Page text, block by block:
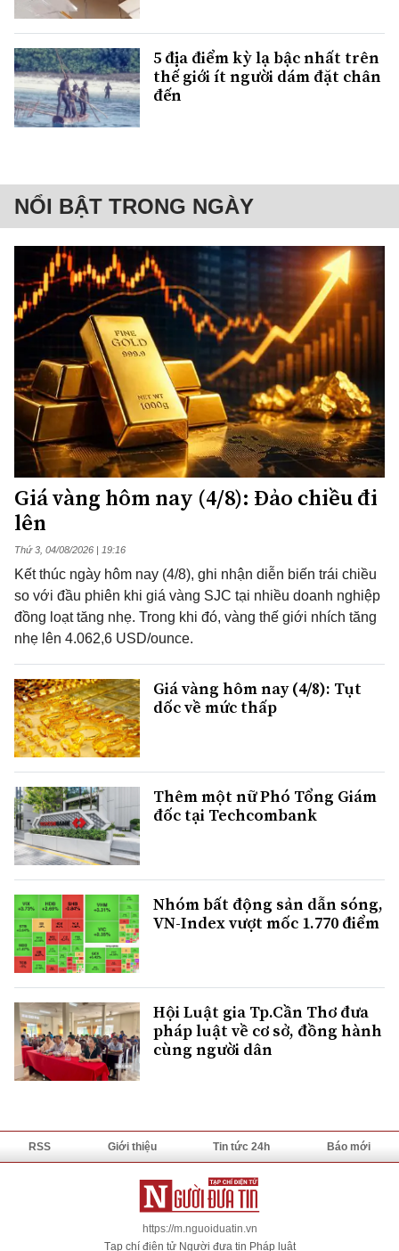
5 địa điểm kỳ lạ bậc nhất trên
thế giới ít người dám đặt chân
đến
NỔI BẬT TRONG NGÀY
Giá vàng hôm nay (4/8): Đảo chiều đi
lên
Thứ 3, 04/08/2026 | 19:16
Kết thúc ngày hôm nay (4/8), ghi nhận diễn biến trái chiều
so với đầu phiên khi giá vàng SJC tại nhiều doanh nghiệp
đồng loạt tăng nhẹ. Trong khi đó, vàng thế giới nhích tăng
nhẹ lên 4.062,6 USD/ounce.
Giá vàng hôm nay (4/8): Tụt
dốc về mức thấp
Thêm một nữ Phó Tổng Giám
đốc tại Techcombank
Nhóm bất động sản dẫn sóng,
VN-Index vượt mốc 1.770 điểm
Hội Luật gia Tp.Cần Thơ đưa
pháp luật về cơ sở, đồng hành
cùng người dân
RSS Giới thiệu Tin tức 24h Báo mới
https://m.nguoiduatin.vn
Tạp chí điện tử Người đưa tin Pháp luật